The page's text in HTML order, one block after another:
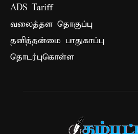
ADS Tariff
வலைத்தள தொகுப்பு
தனித்தன்மை பாதுகாப்பு
தொடர்புகொள்ள